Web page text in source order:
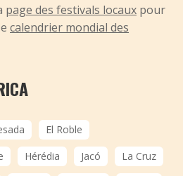
page des festivals locaux pour
calendrier mondial des
El Roble
Hérédia Jacó La Cruz